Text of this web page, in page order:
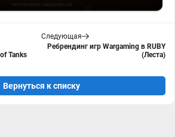
Tanks
Следующая
Ребрендинг игр Wargaming в RUBY
(Леста)
Вернуться к списку